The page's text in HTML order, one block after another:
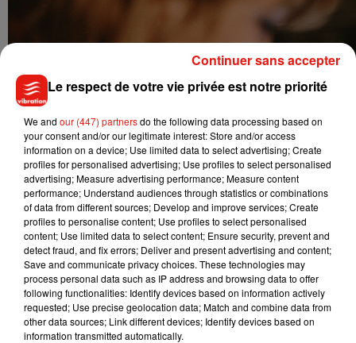
Musique
Le respect de votre vie privée est notre priorité
We and our (447) partnersdo the following data processing based on
your consent and/or our legitimate interest: Store and/or access
information on a device; Use limited data to select advertising; Create
profiles for personalised advertising; Use profiles to select personalised
advertising; Measure advertising performance; Measure content
performance; Understand audiences through statistics or combinations
of data from different sources; Develop and improve services; Create
profiles to personalise content; Use profiles to select personalised
content; Use limited data to select content; Ensure security, prevent and
detect fraud, and fix errors; Deliver and present advertising and content;
Save and communicate privacy choices. These technologies may
process personal data such as IP address and browsing data to offer
following functionalities: Identify devices based on information actively
requested; Use precise geolocation data; Match and combine data from
other data sources; Link different devices; Identify devices based on
information transmitted automatically.
Continuer sans accepter